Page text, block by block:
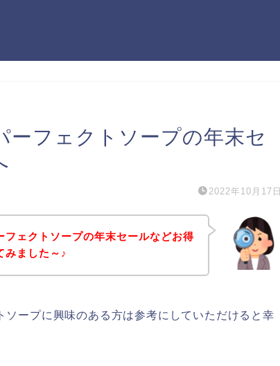
ーフェクトソープの年末セ
2022年10月17日
フェクトソープの年末セールなどお得
みました～♪
ープに興味のある方は参考にしていただけると幸